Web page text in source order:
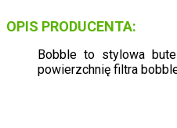
OPIS PRODUCENTA:
Bobble to stylowa
powierzchnię filtra